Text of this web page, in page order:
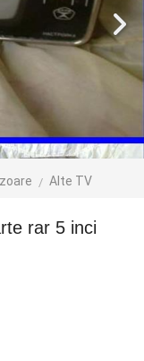
Alte TV
rar 5 inci